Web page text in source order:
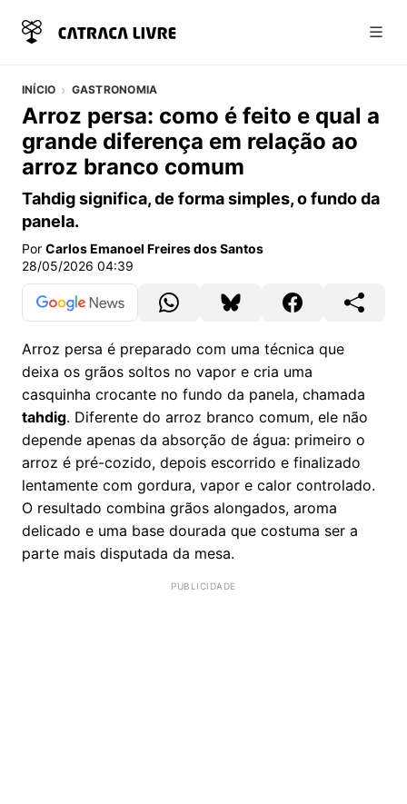
INÍCIO GASTRONOMIA
Arroz persa: como é feito e qual a
grande diferença em relação ao
arroz branco comum
Tahdig significa, de forma simples, o fundo da
panela.
Por Carlos Emanoel Freires dos Santos
28/05/2026 04:39
Arroz persa é preparado com uma técnica que
deixa os grãos soltos no vapor e cria uma
casquinha crocante no fundo da panela, chamada
tahdig. Diferente do arroz branco comum, ele não
depende apenas da absorção de água: primeiro o
arroz é pré-cozido, depois escorrido e finalizado
lentamente com gordura, vapor e calor controlado.
O resultado combina grãos alongados, aroma
delicado e uma base dourada que costuma ser a
parte mais disputada da mesa.